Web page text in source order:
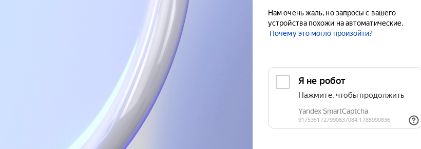
Нам очень жаль, но запросы с вашего
устройства похожи на автоматические.
Почему это могло произойти?